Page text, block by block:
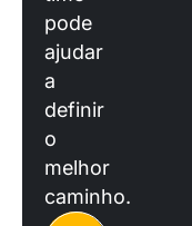
pode
ajudar
a
definir
o
melhor
caminho.